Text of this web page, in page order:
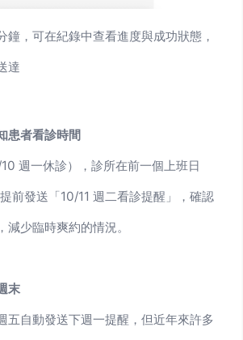
鐘，可在紀錄中查看進度與成功狀態，
達
患者看診時間
週一休診），診所在前一個上班日
前發送「10/11 週二看診提醒」，確認
減少臨時爽約的情況。
末
五自動發送下週一提醒，但近年來許多